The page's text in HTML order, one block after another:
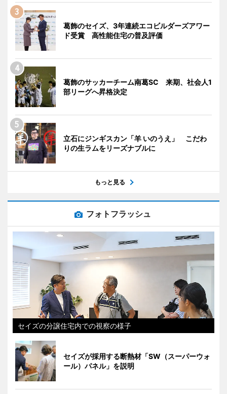
葛飾のセイズ、3年連続エコビルダーズアワー
ド受賞 高性能住宅の普及評価
葛飾のサッカーチーム南葛SC 来期、社会人1
部リーグへ昇格決定
立石にジンギスカン「羊 いのうえ」 こだわ
りの生ラムをリーズナブルに
もっと見る
フォトフラッシュ
セイズの分譲住宅内での視察の様子
セイズが採用する断熱材「SW（スーパーウォ
ール）パネル」を説明